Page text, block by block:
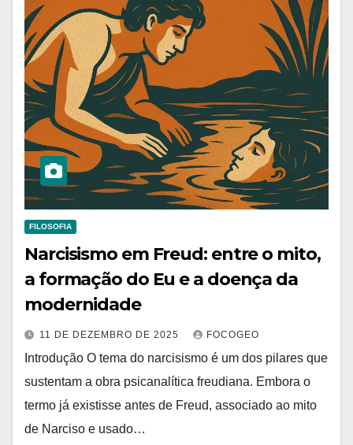
FILOSOFIA
Narcisismo em Freud: entre o mito,
a formação do Eu e a doença da
modernidade
11 DE DEZEMBRO DE 2025 FOCOGEO
Introdução O tema do narcisismo é um dos pilares que
sustentam a obra psicanalítica freudiana. Embora o
termo já existisse antes de Freud, associado ao mito
de Narciso e usado…